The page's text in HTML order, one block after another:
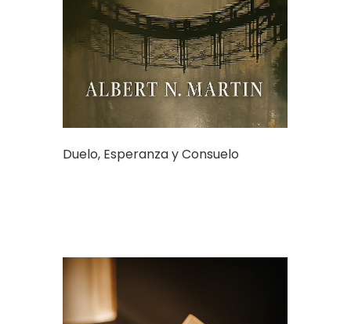
Duelo, Esperanza y Consuelo